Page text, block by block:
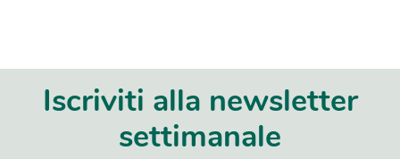
Iscriviti alla newsletter
settimanale